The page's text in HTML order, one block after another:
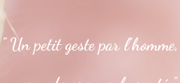
" Un petit geste par l’homme,